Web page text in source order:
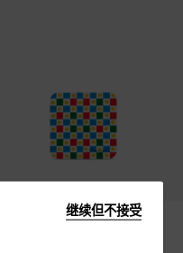
12 个杯垫套装
继续但不接受